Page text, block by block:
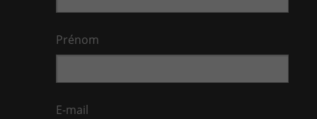
Prénom
E-mail